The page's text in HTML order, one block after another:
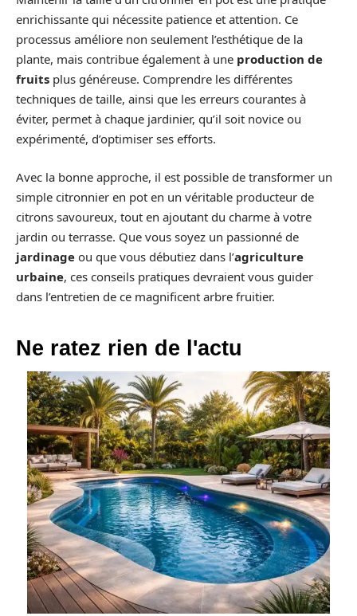
enrichissante qui nécessite patience et attention. Ce
processus améliore non seulement l’esthétique de la
plante, mais contribue également à une production de
fruits plus généreuse. Comprendre les différentes
techniques de taille, ainsi que les erreurs courantes à
éviter, permet à chaque jardinier, qu’il soit novice ou
expérimenté, d’optimiser ses efforts.
Avec la bonne approche, il est possible de transformer un
simple citronnier en pot en un véritable producteur de
citrons savoureux, tout en ajoutant du charme à votre
jardin ou terrasse. Que vous soyez un passionné de
jardinage ou que vous débutiez dans l’agriculture
urbaine, ces conseils pratiques devraient vous guider
dans l’entretien de ce magnificent arbre fruitier.
Ne ratez rien de l'actu